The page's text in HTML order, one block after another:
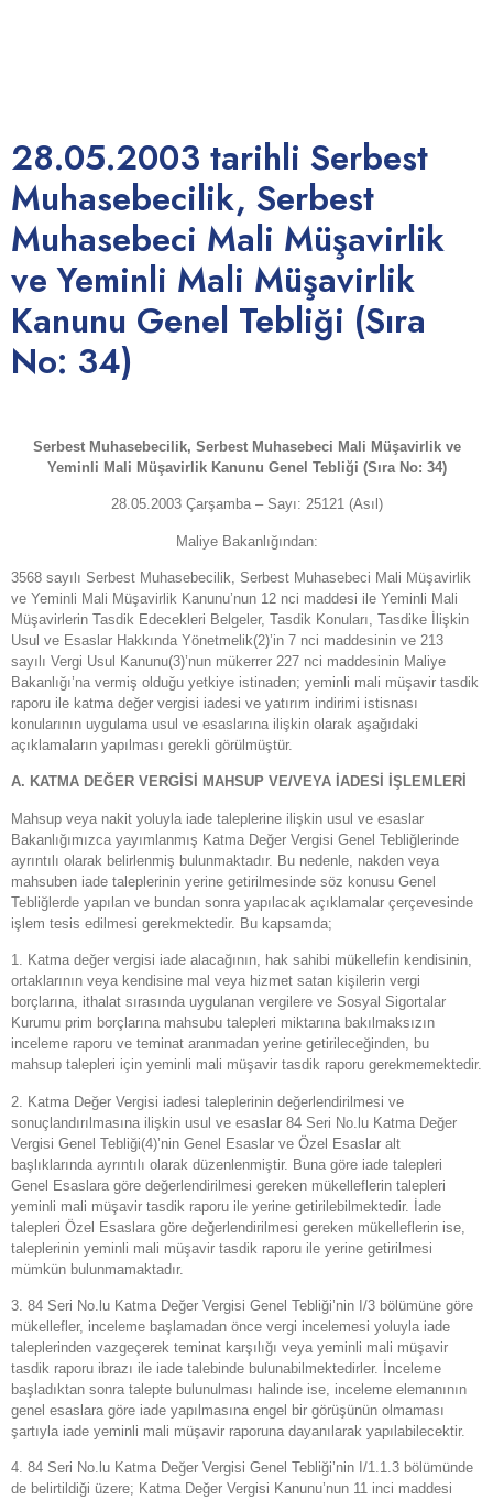
28.05.2003 tarihli Serbest
Muhasebecilik, Serbest
Muhasebeci Mali Müşavirlik
ve Yeminli Mali Müşavirlik
Kanunu Genel Tebliği (Sıra
No: 34)
Serbest Muhasebecilik, Serbest Muhasebeci Mali Müşavirlik ve
Yeminli Mali Müşavirlik Kanunu Genel Tebliği (Sıra No: 34)
28.05.2003 Çarşamba – Sayı: 25121 (Asıl)
Maliye Bakanlığından:
3568 sayılı Serbest Muhasebecilik, Serbest Muhasebeci Mali Müşavirlik
ve Yeminli Mali Müşavirlik Kanunu’nun 12 nci maddesi ile Yeminli Mali
Müşavirlerin Tasdik Edecekleri Belgeler, Tasdik Konuları, Tasdike İlişkin
Usul ve Esaslar Hakkında Yönetmelik(2)’in 7 nci maddesinin ve 213
sayılı Vergi Usul Kanunu(3)’nun mükerrer 227 nci maddesinin Maliye
Bakanlığı’na vermiş olduğu yetkiye istinaden; yeminli mali müşavir tasdik
raporu ile katma değer vergisi iadesi ve yatırım indirimi istisnası
konularının uygulama usul ve esaslarına ilişkin olarak aşağıdaki
açıklamaların yapılması gerekli görülmüştür.
A. KATMA DEĞER VERGİSİ MAHSUP VE/VEYA İADESİ İŞLEMLERİ
Mahsup veya nakit yoluyla iade taleplerine ilişkin usul ve esaslar
Bakanlığımızca yayımlanmış Katma Değer Vergisi Genel Tebliğlerinde
ayrıntılı olarak belirlenmiş bulunmaktadır. Bu nedenle, nakden veya
mahsuben iade taleplerinin yerine getirilmesinde söz konusu Genel
Tebliğlerde yapılan ve bundan sonra yapılacak açıklamalar çerçevesinde
işlem tesis edilmesi gerekmektedir. Bu kapsamda;
1. Katma değer vergisi iade alacağının, hak sahibi mükellefin kendisinin,
ortaklarının veya kendisine mal veya hizmet satan kişilerin vergi
borçlarına, ithalat sırasında uygulanan vergilere ve Sosyal Sigortalar
Kurumu prim borçlarına mahsubu talepleri miktarına bakılmaksızın
inceleme raporu ve teminat aranmadan yerine getirileceğinden, bu
mahsup talepleri için yeminli mali müşavir tasdik raporu gerekmemektedir.
2. Katma Değer Vergisi iadesi taleplerinin değerlendirilmesi ve
sonuçlandırılmasına ilişkin usul ve esaslar 84 Seri No.lu Katma Değer
Vergisi Genel Tebliği(4)’nin Genel Esaslar ve Özel Esaslar alt
başlıklarında ayrıntılı olarak düzenlenmiştir. Buna göre iade talepleri
Genel Esaslara göre değerlendirilmesi gereken mükelleflerin talepleri
yeminli mali müşavir tasdik raporu ile yerine getirilebilmektedir. İade
talepleri Özel Esaslara göre değerlendirilmesi gereken mükelleflerin ise,
taleplerinin yeminli mali müşavir tasdik raporu ile yerine getirilmesi
mümkün bulunmamaktadır.
3. 84 Seri No.lu Katma Değer Vergisi Genel Tebliği’nin I/3 bölümüne göre
mükellefler, inceleme başlamadan önce vergi incelemesi yoluyla iade
taleplerinden vazgeçerek teminat karşılığı veya yeminli mali müşavir
tasdik raporu ibrazı ile iade talebinde bulunabilmektedirler. İnceleme
başladıktan sonra talepte bulunulması halinde ise, inceleme elemanının
genel esaslara göre iade yapılmasına engel bir görüşünün olmaması
şartıyla iade yeminli mali müşavir raporuna dayanılarak yapılabilecektir.
4. 84 Seri No.lu Katma Değer Vergisi Genel Tebliği’nin I/1.1.3 bölümünde
de belirtildiği üzere; Katma Değer Vergisi Kanunu’nun 11 inci maddesi